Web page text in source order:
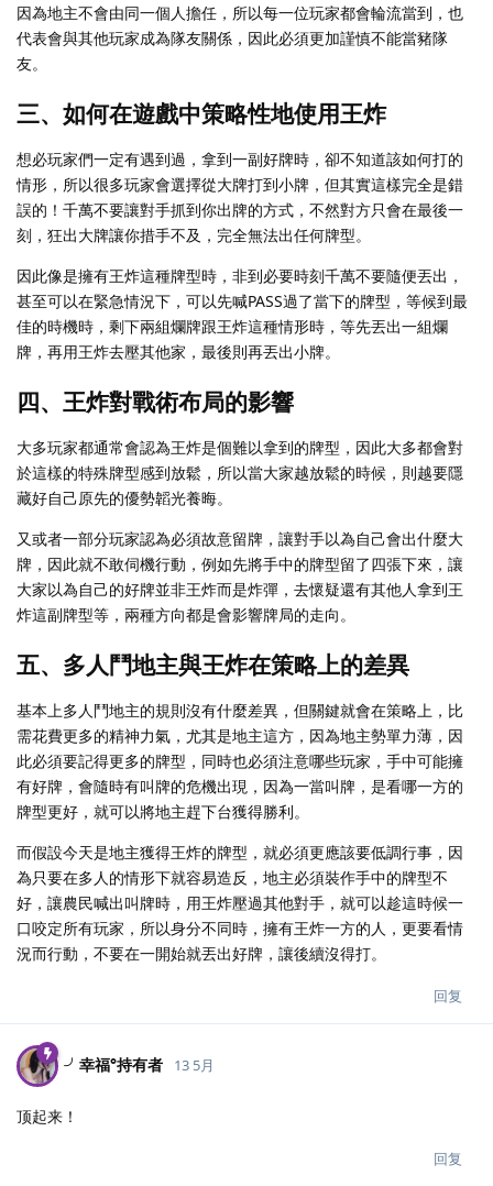
因為地主不會由同一個人擔任，所以每一位玩家都會輪流當到，也
代表會與其他玩家成為隊友關係，因此必須更加謹慎不能當豬隊
友。
三、如何在遊戲中策略性地使用王炸
想必玩家們一定有遇到過，拿到一副好牌時，卻不知道該如何打的
情形，所以很多玩家會選擇從大牌打到小牌，但其實這樣完全是錯
誤的！千萬不要讓對手抓到你出牌的方式，不然對方只會在最後一
刻，狂出大牌讓你措手不及，完全無法出任何牌型。
因此像是擁有王炸這種牌型時，非到必要時刻千萬不要隨便丟出，
甚至可以在緊急情況下，可以先喊PASS過了當下的牌型，等候到最
佳的時機時，剩下兩組爛牌跟王炸這種情形時，等先丟出一組爛
牌，再用王炸去壓其他家，最後則再丟出小牌。
四、王炸對戰術布局的影響
大多玩家都通常會認為王炸是個難以拿到的牌型，因此大多都會對
於這樣的特殊牌型感到放鬆，所以當大家越放鬆的時候，則越要隱
藏好自己原先的優勢韜光養晦。
又或者一部分玩家認為必須故意留牌，讓對手以為自己會出什麼大
牌，因此就不敢伺機行動，例如先將手中的牌型留了四張下來，讓
大家以為自己的好牌並非王炸而是炸彈，去懷疑還有其他人拿到王
炸這副牌型等，兩種方向都是會影響牌局的走向。
五、多人鬥地主與王炸在策略上的差異
基本上多人鬥地主的規則沒有什麼差異，但關鍵就會在策略上，比
需花費更多的精神力氣，尤其是地主這方，因為地主勢單力薄，因
此必須要記得更多的牌型，同時也必須注意哪些玩家，手中可能擁
有好牌，會隨時有叫牌的危機出現，因為一當叫牌，是看哪一方的
牌型更好，就可以將地主趕下台獲得勝利。
而假設今天是地主獲得王炸的牌型，就必須更應該要低調行事，因
為只要在多人的情形下就容易造反，地主必須裝作手中的牌型不
好，讓農民喊出叫牌時，用王炸壓過其他對手，就可以趁這時候一
口咬定所有玩家，所以身分不同時，擁有王炸一方的人，更要看情
況而行動，不要在一開始就丟出好牌，讓後續沒得打。
回复
╯幸福°持有者 13 5月
顶起来！
回复